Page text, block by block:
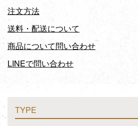
注文方法
送料・配送について
商品について問い合わせ
LINEで問い合わせ
TYPE